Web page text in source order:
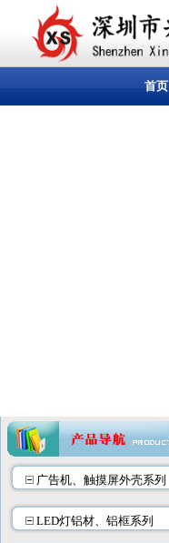
首页
广告机、触摸屏外壳系列
LED灯铝材、铝框系列